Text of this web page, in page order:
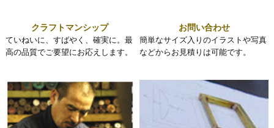
クラフトマンシップ
ていねいに、すばやく、確実に。最
高の品質でご要望にお応えします。
お問い合わせ
簡単なサイズ入りのイラストや写真
などからお見積りは可能です。